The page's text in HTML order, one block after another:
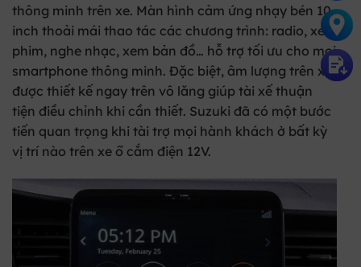
thông minh trên xe. Màn hình cảm ứng nhạy bén 10
inch thoải mái thao tác các chương trình: radio, xem
phim, nghe nhạc, xem bản đồ… hỗ trợ tối ưu cho mọi
smartphone thông minh. Đặc biệt, âm lượng trên xe
được thiết kế ngay trên vô lăng giúp tài xế thuận
tiện điều chỉnh khi cần thiết. Suzuki đã có một bước
tiến quan trọng khi tài trợ mọi hành khách ở bất kỳ
vị trí nào trên xe ổ cắm điện 12V.